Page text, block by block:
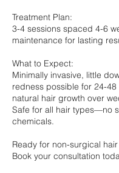
Treatment Plan:
3-4 sessions spaced 4-6
maintenance for lasting
What to Expect:
Minimally invasive, little
redness possible for 24-
natural hair growth over
Safe for all hair types—no
chemicals.
Ready for non-surgical
Book your consultation